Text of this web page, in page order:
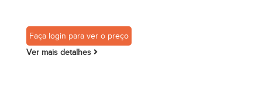
Faça login para ver o preço
Ver mais detalhes